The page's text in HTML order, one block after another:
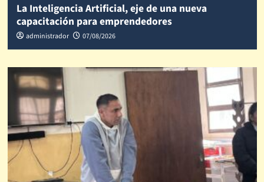
La Inteligencia Artificial, eje de una nueva
capacitación para emprendedores
administrador 07/08/2026